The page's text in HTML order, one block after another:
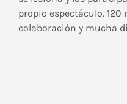
propio espectáculo.
colaboración y mucha